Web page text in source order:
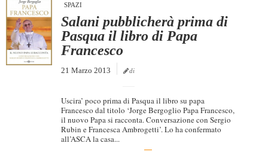
Marketing SPAZI
Salani pubblicherà prima di
Pasqua il libro di Papa
Francesco
21 Marzo 2013 di
Uscira’ poco prima di Pasqua il libro su papa
Francesco dal titolo ‘Jorge Bergoglio Papa Francesco,
il nuovo Papa si racconta. Conversazione con Sergio
Rubin e Francesca Ambrogetti’. Lo ha confermato
all’ASCA la casa...